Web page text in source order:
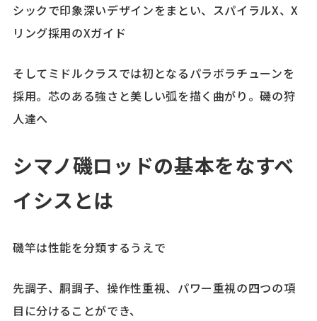
シックで印象深いデザインをまとい、スパイラルX、X
リング採用のXガイド
そしてミドルクラスでは初となるパラボラチューンを
採用。芯のある強さと美しい弧を描く曲がり。磯の狩
人達へ
シマノ磯ロッドの基本をなすベ
イシスとは
磯竿は性能を分類するうえで
先調子、胴調子、操作性重視、パワー重視の四つの項
目に分けることができ、